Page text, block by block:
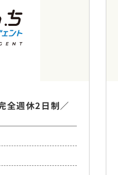
全週休2日制／